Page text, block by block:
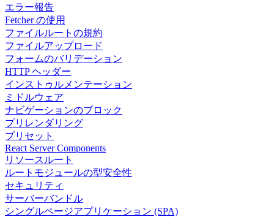
エラー報告
Fetcher の使用
ファイルルートの規約
ファイルアップロード
フォームのバリデーション
HTTP ヘッダー
インストゥルメンテーション
ミドルウェア
ナビゲーションのブロック
プリレンダリング
プリセット
React Server Components
リソースルート
ルートモジュールの型安全性
セキュリティ
サーバーバンドル
シングルページアプリケーション (SPA)